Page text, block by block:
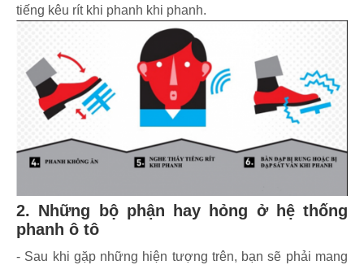
tiếng kêu rít khi phanh khi phanh.
2. Những bộ phận hay hỏng ở hệ thống
phanh ô tô
- Sau khi gặp những hiện tượng trên, bạn sẽ phải mang